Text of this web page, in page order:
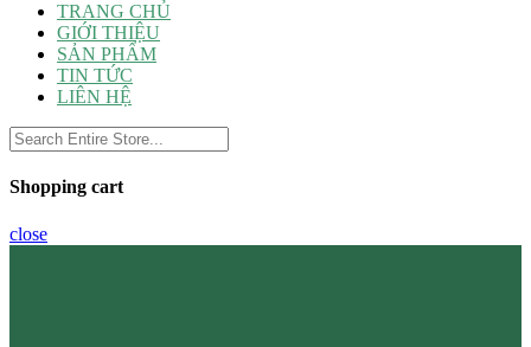
TRANG CHỦ
GIỚI THIỆU
SẢN PHẨM
TIN TỨC
LIÊN HỆ
Shopping cart
close